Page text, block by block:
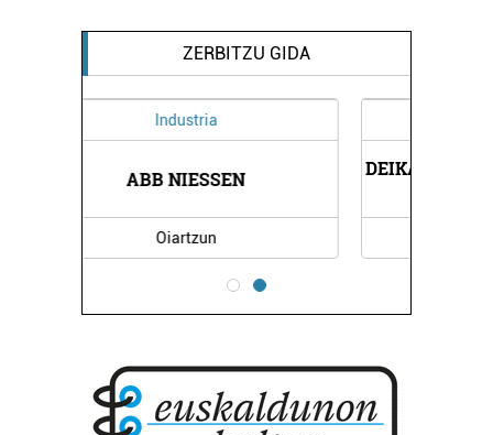
ZERBITZU GIDA
Ikastetxeak
DEIKAGEST OINARRIZKO LANBIDE
HEZ
Errenteria-Orereta